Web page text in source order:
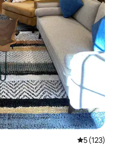
5 av 5 i
5 (123)